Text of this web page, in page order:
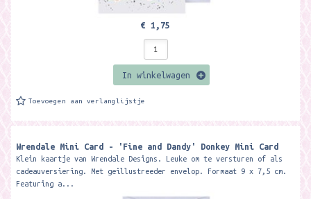
€ 1,75
In winkelwagen
Toevoegen aan verlanglijstje
Wrendale Mini Card - 'Fine and Dandy' Donkey Mini Card ​
Klein kaartje van Wrendale Designs. Leuke om te versturen of als
cadeauversiering. Met geillustreeder envelop. Formaat 9 x 7,5 cm.
Featuring a...